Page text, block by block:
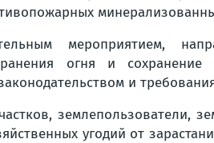
мероприятием,
огня и
и
землепользователи,
угодий от